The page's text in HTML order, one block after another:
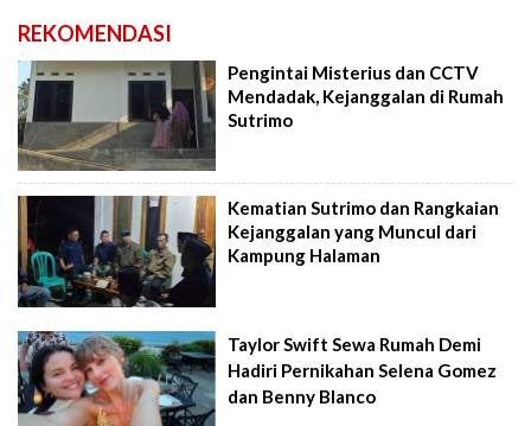
REKOMENDASI
Pengintai Misterius dan CCTV
Mendadak, Kejanggalan di Rumah
Sutrimo
Kematian Sutrimo dan Rangkaian
Kejanggalan yang Muncul dari
Kampung Halaman
Taylor Swift Sewa Rumah Demi
Hadiri Pernikahan Selena Gomez
dan Benny Blanco